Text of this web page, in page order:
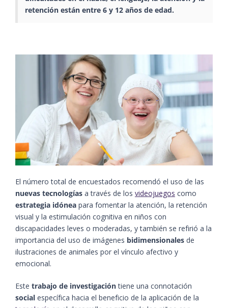
retención están entre 6 y 12 años de edad.
El número total de encuestados recomendó el uso de las
nuevas tecnologías a través de los videojuegos como
estrategia idónea para fomentar la atención, la retención
visual y la estimulación cognitiva en niños con
discapacidades leves o moderadas, y también se refirió a la
importancia del uso de imágenes bidimensionales de
ilustraciones de animales por el vínculo afectivo y
emocional.
Este trabajo de investigacióntiene una connotación
social específica hacia el beneficio de la aplicación de la